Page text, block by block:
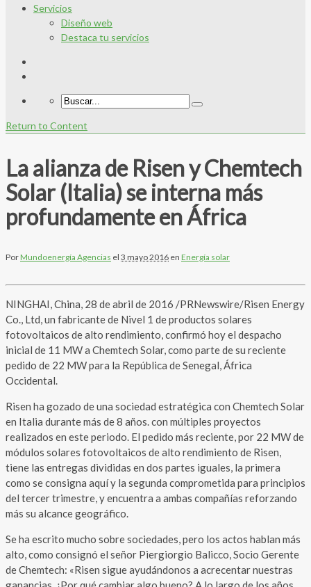
Servicios
Diseño web
Destaca tu servicios
Return to Content
La alianza de Risen y Chemtech
Solar (Italia) se interna más
profundamente en África
PorMundoenergía Agencias el 3 mayo 2016 en Energía solar
NINGHAI, China, 28 de abril de 2016 /PRNewswire/Risen Energy
Co., Ltd, un fabricante de Nivel 1 de productos solares
fotovoltaicos de alto rendimiento, confirmó hoy el despacho
inicial de 11 MW a Chemtech Solar, como parte de su reciente
pedido de 22 MW para la República de Senegal, África
Occidental.
Risen ha gozado de una sociedad estratégica con Chemtech Solar
en Italia durante más de 8 años. con múltiples proyectos
realizados en este periodo. El pedido más reciente, por 22 MW de
módulos solares fotovoltaicos de alto rendimiento de Risen,
tiene las entregas divididas en dos partes iguales, la primera
como se consigna aquí y la segunda comprometida para principios
del tercer trimestre, y encuentra a ambas compañías reforzando
más su alcance geográfico.
Se ha escrito mucho sobre sociedades, pero los actos hablan más
alto, como consignó el señor Piergiorgio Balicco, Socio Gerente
de Chemtech: «Risen sigue ayudándonos a acrecentar nuestras